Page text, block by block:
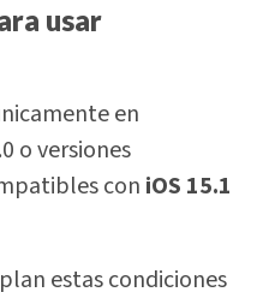
usar
en
o versiones
con iOS 15.1
estas condiciones